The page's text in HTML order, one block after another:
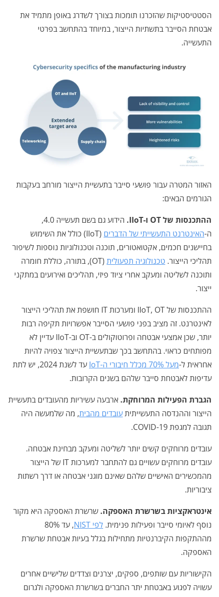
הסטטיסטיקות שהזכרנו תומכות בצורך לשדרג באופן מתמיד את
אבטחת הסייבר בתשתיות הייצור, במיוחד בהתחשב בפרטי
התעשייה.
האזור המטרה עבור פושעי סייבר בתעשיית הייצור מורחב בעקבות
הגורמים הבאים:
ההתכנסות של OT ו-IIoT.
הידוע גם בשם תעשייה 4.0,
ה-האינטרנט התעשייתי של הדברים
(IIoT) כולל את השימוש
בחיישנים חכמים, אקטואטורים, תוכנה וטכנולוגיות נוספות לשיפור
תהליכי הייצור. טכנולוגיה תפעולית
(OT), בתורה, כוללת חומרה
ותוכנה לשליטה ומעקב אחרי ציוד פיזי, תהליכים ואירועים במתקני
ייצור.
ההתכנסות של IIoT, OT ומערכות IT חושפת את תהליכי הייצור
לאינטרנט. זה מציב בפני פושעי הסייבר אפשרויות תקיפה רבות
יותר, שכן אמצעי אבטחה ופרוטוקולים ב-OT וב-IIoT עדיין לא
מפותחים כראוי. בהתחשב בכך שבתעשיית הייצור צפויה להיות
אחראית ל-מעל 70% מכלל חיבורי ה-IoT
עד לשנת 2024, יש לתת
עדיפות לאבטחת סייבר שלהם בשנים הקרובות.
הגברת הפעילות המרוחקת. ארבעה עשיריות מהעובדים בתעשיית
הייצור וההנדסה התעשייתיתעובדים מהבית, מה שלמעשה היה
תגובה למגפת COVID-19.
עובדים מרוחקים קשים יותר לשליטה ומעקב מבחינת אבטחה.
עובדים מרוחקים עשויים גם להתחבר למערכות IT של הייצור
מהמכשירים האישיים שלהם שאינם מוגני אבטחה או דרך רשתות
ציבוריות.
אינטראקציות בשרשרת האספקה. שרשרת האספקה היא מקור
נוסף לאיומי סייבר ופעילות פנימית. לפי NIST
, עד 80%
מההתקפות הקיברנטיות מתחילות בגלל בעיות אבטחת שרשרת
האספקה.
הקישוריות עם שותפים, ספקים, יצרנים וצדדים שלישיים אחרים
עשויה לפגוע באבטחת יתר החברים בשרשרת האספקה ולגרום